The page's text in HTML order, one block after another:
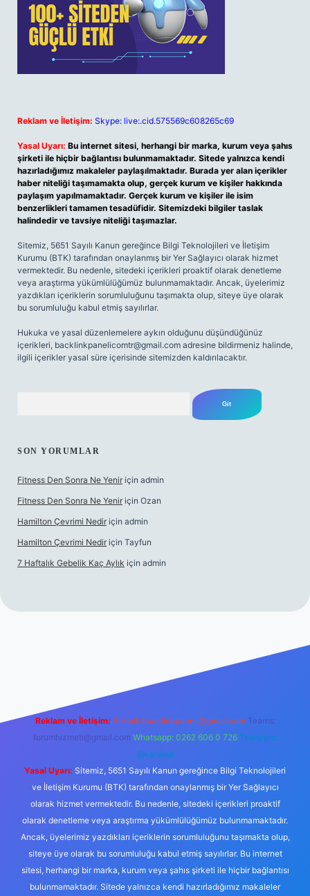
Reklam ve İletişim: Skype: live:.cid.575569c608265c69
Yasal Uyarı: Bu internet sitesi, herhangi bir marka, kurum veya şahıs
şirketi ile hiçbir bağlantısı bulunmamaktadır. Sitede yalnızca kendi
hazırladığımız makaleler paylaşılmaktadır. Burada yer alan içerikler
haber niteliği taşımamakta olup, gerçek kurum ve kişiler hakkında
paylaşım yapılmamaktadır. Gerçek kurum ve kişiler ile isim
benzerlikleri tamamen tesadüfidir. Sitemizdeki bilgiler taslak
halindedir ve tavsiye niteliği taşımazlar.
Sitemiz, 5651 Sayılı Kanun gereğince Bilgi Teknolojileri ve İletişim
Kurumu (BTK) tarafından onaylanmış bir Yer Sağlayıcı olarak hizmet
vermektedir. Bu nedenle, sitedeki içerikleri proaktif olarak denetleme
veya araştırma yükümlülüğümüz bulunmamaktadır. Ancak, üyelerimiz
yazdıkları içeriklerin sorumluluğunu taşımakta olup, siteye üye olarak
bu sorumluluğu kabul etmiş sayılırlar.
Hukuka ve yasal düzenlemelere aykırı olduğunu düşündüğünüz
içerikleri, backlinkpanelicomtr@gmail.com adresine bildirmeniz halinde,
ilgili içerikler yasal süre içerisinde sitemizden kaldırılacaktır.
SON YORUMLAR
Fitness Den Sonra Ne Yenir için admin
Fitness Den Sonra Ne Yenir için Ozan
Hamilton Çevrimi Nedir için admin
Hamilton Çevrimi Nedir için Tayfun
7 Haftalık Gebelik Kaç Aylık için admin
Reklam ve İletişim: E-mail: backlinkpaneli@gmail.com Teams:
forumhizmeti@gmail.com Whatsapp: 0262 606 0 726 Telegram:
@karabul
Yasal Uyarı: Sitemiz, 5651 Sayılı Kanun gereğince Bilgi Teknolojileri
ve İletişim Kurumu (BTK) tarafından onaylanmış bir Yer Sağlayıcı
olarak hizmet vermektedir. Bu nedenle, sitedeki içerikleri proaktif
olarak denetleme veya araştırma yükümlülüğümüz bulunmamaktadır.
Ancak, üyelerimiz yazdıkları içeriklerin sorumluluğunu taşımakta olup,
siteye üye olarak bu sorumluluğu kabul etmiş sayılırlar. Bu internet
sitesi, herhangi bir marka, kurum veya şahıs şirketi ile hiçbir bağlantısı
bulunmamaktadır. Sitede yalnızca kendi hazırladığımız makaleler